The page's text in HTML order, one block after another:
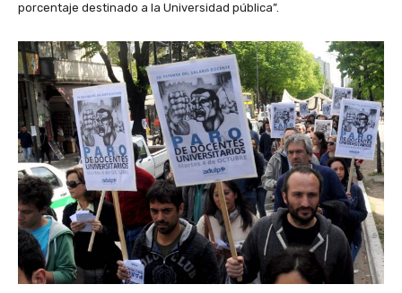
porcentaje destinado a la Universidad pública”.